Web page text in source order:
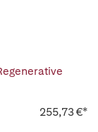
255,73 €*